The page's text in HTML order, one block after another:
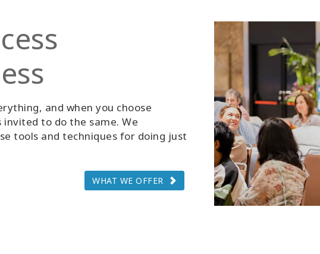
and when you choose
to do the same. We
tools and techniques for doing just
WHAT WE OFFER